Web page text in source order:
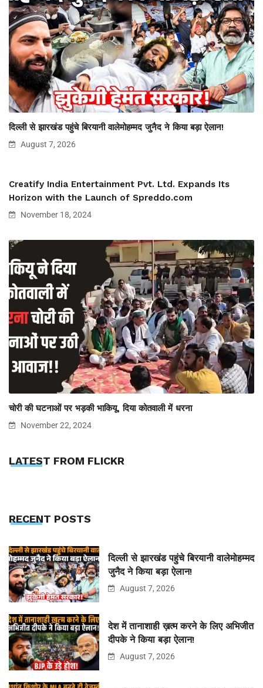
दिल्ली से झारखंड पहुंचे बिरयानी वालेमोहम्मद जुनैद ने किया बड़ा ऐलान!
August 7, 2026
Creatify India Entertainment Pvt. Ltd. Expands Its
Horizon with the Launch of Spreddo.com
November 18, 2024
चोरी की घटनाओं पर भड़की भाकियू, दिया कोतवाली में धरना
November 22, 2024
LATEST FROM FLICKR
RECENT POSTS
दिल्ली से झारखंड पहुंचे बिरयानी वालेमोहम्मद
जुनैद ने किया बड़ा ऐलान!
August 7, 2026
देश में तानाशाही ख़त्म करने के लिए अभिजीत
दीपके ने किया बड़ा ऐलान!
August 7, 2026